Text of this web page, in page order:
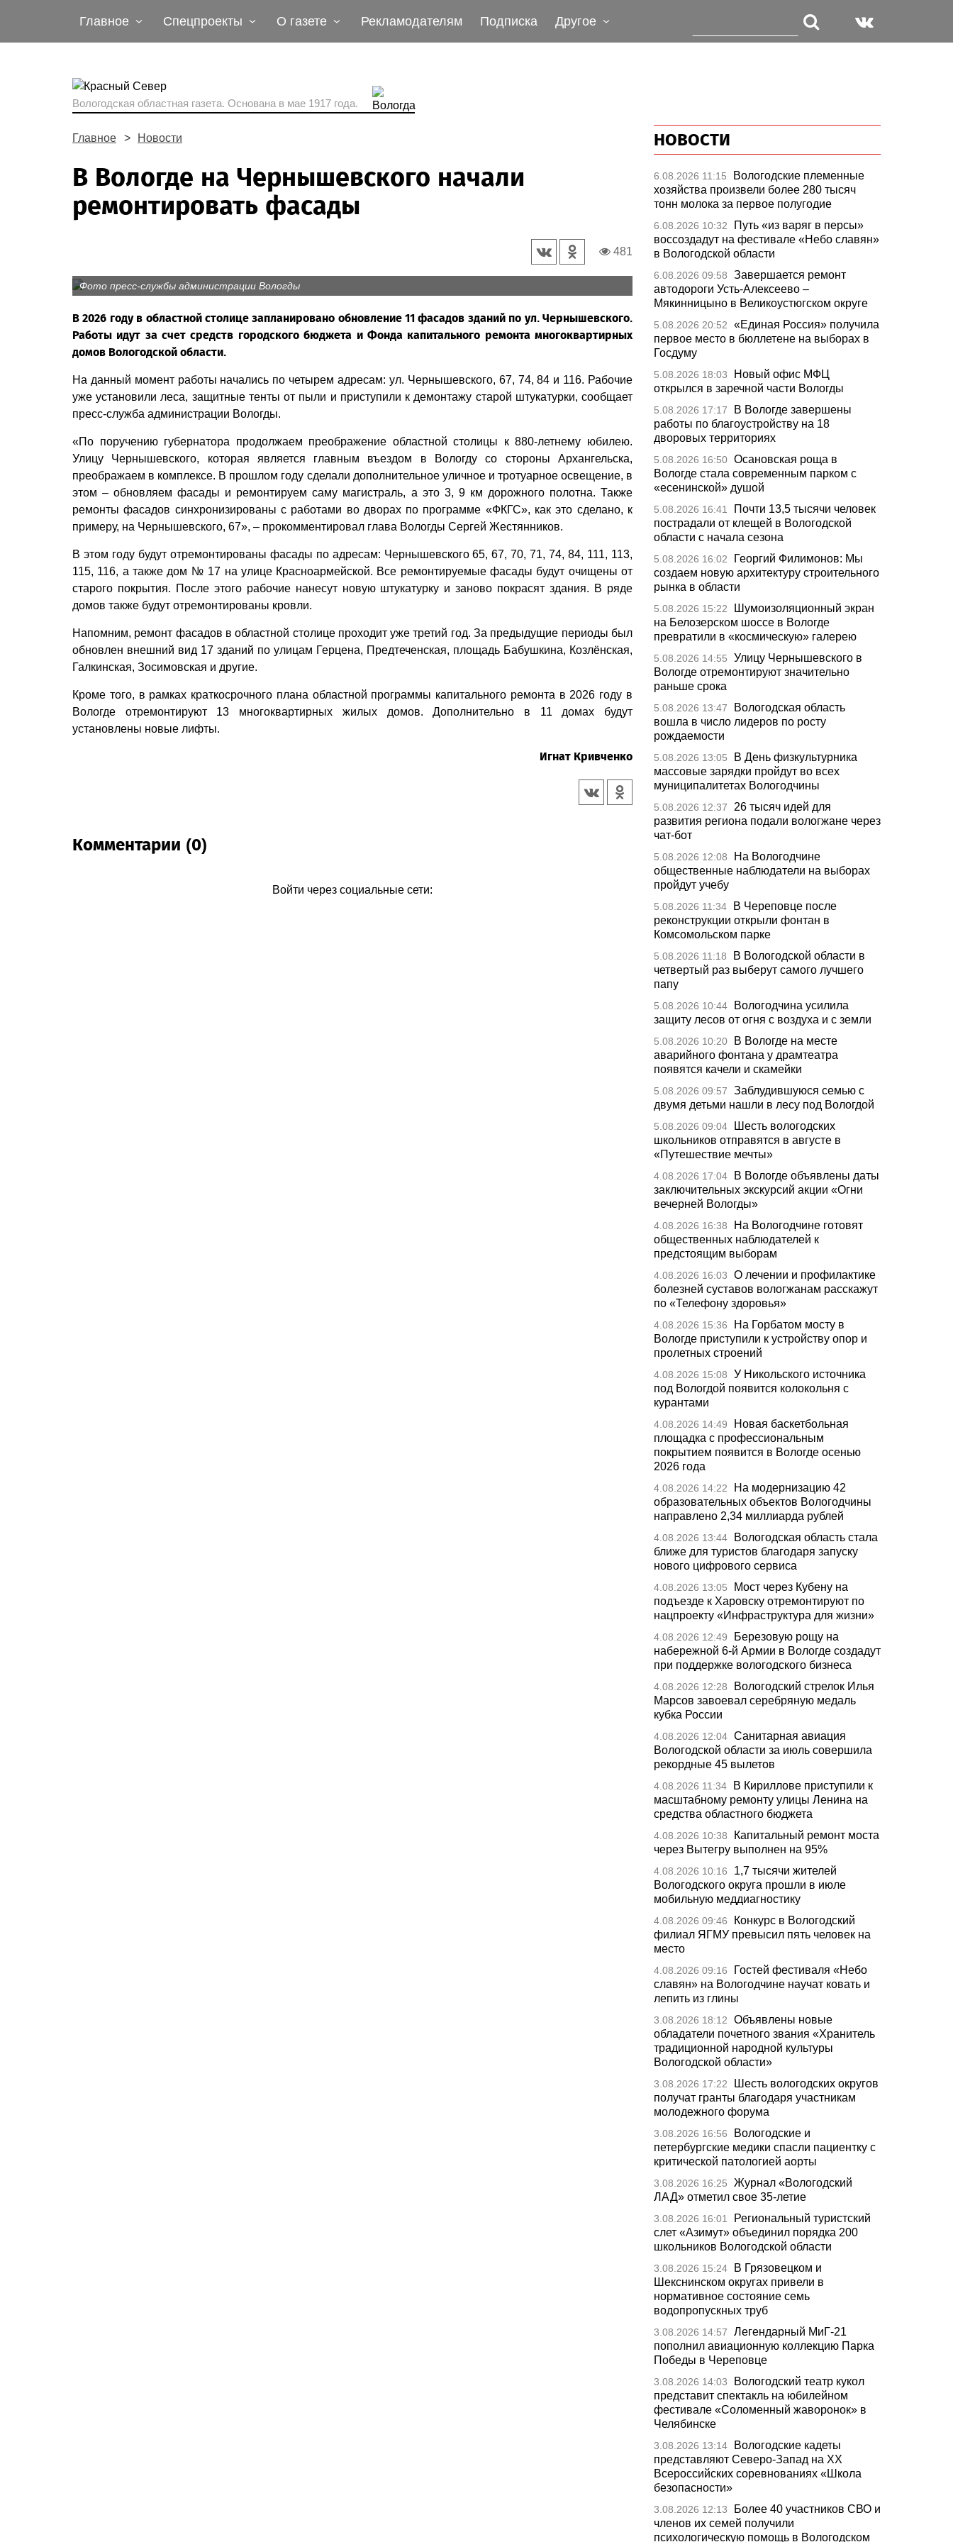
Главное Спецпроекты О газете Рекламодателям Подписка Другое
Вологодская областная газета. Основана в мае 1917 года.
Главное Новости
В Вологде на Чернышевского начали
ремонтировать фасады
481
Фото пресс-службы администрации Вологды
В 2026 году в областной столице запланировано обновление 11 фасадов зданий по ул. Чернышевского.
Работы идут за счет средств городского бюджета и Фонда капитального ремонта многоквартирных
домов Вологодской области.
На данный момент работы начались по четырем адресам: ул. Чернышевского, 67, 74, 84 и 116. Рабочие
уже установили леса, защитные тенты от пыли и приступили к демонтажу старой штукатурки, сообщает
пресс-служба администрации Вологды.
«По поручению губернатора продолжаем преображение областной столицы к 880-летнему юбилею.
Улицу Чернышевского, которая является главным въездом в Вологду со стороны Архангельска,
преображаем в комплексе. В прошлом году сделали дополнительное уличное и тротуарное освещение, в
этом – обновляем фасады и ремонтируем саму магистраль, а это 3, 9 км дорожного полотна. Также
ремонты фасадов синхронизированы с работами во дворах по программе «ФКГС», как это сделано, к
примеру, на Чернышевского, 67», – прокомментировал глава Вологды Сергей Жестянников.
В этом году будут отремонтированы фасады по адресам: Чернышевского 65, 67, 70, 71, 74, 84, 111, 113,
115, 116, а также дом № 17 на улице Красноармейской. Все ремонтируемые фасады будут очищены от
старого покрытия. После этого рабочие нанесут новую штукатурку и заново покрасят здания. В ряде
домов также будут отремонтированы кровли.
Напомним, ремонт фасадов в областной столице проходит уже третий год. За предыдущие периоды был
обновлен внешний вид 17 зданий по улицам Герцена, Предтеченская, площадь Бабушкина, Козлёнская,
Галкинская, Зосимовская и другие.
Кроме того, в рамках краткосрочного плана областной программы капитального ремонта в 2026 году в
Вологде отремонтируют 13 многоквартирных жилых домов. Дополнительно в 11 домах будут
установлены новые лифты.
Игнат Кривченко
Комментарии (0)
Войти через социальные сети:
НОВОСТИ
6.08.2026 11:15
Вологодские племенные
хозяйства произвели более 280 тысяч
тонн молока за первое полугодие
6.08.2026 10:32
Путь «из варяг в персы»
воссоздадут на фестивале «Небо славян»
в Вологодской области
6.08.2026 09:58
Завершается ремонт
автодороги Усть-Алексеево –
Мякинницыно в Великоустюгском округе
5.08.2026 20:52
«Единая Россия» получила
первое место в бюллетене на выборах в
Госдуму
5.08.2026 18:03
Новый офис МФЦ
открылся в заречной части Вологды
5.08.2026 17:17
В Вологде завершены
работы по благоустройству на 18
дворовых территориях
5.08.2026 16:50 Осановская роща в
Вологде стала современным парком с
«есенинской» душой
5.08.2026 16:41
Почти 13,5 тысячи человек
пострадали от клещей в Вологодской
области с начала сезона
5.08.2026 16:02
Георгий Филимонов: Мы
создаем новую архитектуру строительного
рынка в области
5.08.2026 15:22
Шумоизоляционный экран
на Белозерском шоссе в Вологде
превратили в «космическую» галерею
5.08.2026 14:55
Улицу Чернышевского в
Вологде отремонтируют значительно
раньше срока
5.08.2026 13:47
Вологодская область
вошла в число лидеров по росту
рождаемости
5.08.2026 13:05
В День физкультурника
массовые зарядки пройдут во всех
муниципалитетах Вологодчины
5.08.2026 12:37
26 тысяч идей для
развития региона подали вологжане через
чат-бот
5.08.2026 12:08
На Вологодчине
общественные наблюдатели на выборах
пройдут учебу
5.08.2026 11:34
В Череповце после
реконструкции открыли фонтан в
Комсомольском парке
5.08.2026 11:18
В Вологодской области в
четвертый раз выберут самого лучшего
папу
5.08.2026 10:44
Вологодчина усилила
защиту лесов от огня с воздуха и с земли
5.08.2026 10:20
В Вологде на месте
аварийного фонтана у драмтеатра
появятся качели и скамейки
5.08.2026 09:57
Заблудившуюся семью с
двумя детьми нашли в лесу под Вологдой
5.08.2026 09:04
Шесть вологодских
школьников отправятся в августе в
«Путешествие мечты»
4.08.2026 17:04
В Вологде объявлены даты
заключительных экскурсий акции «Огни
вечерней Вологды»
4.08.2026 16:38
На Вологодчине готовят
общественных наблюдателей к
предстоящим выборам
4.08.2026 16:03
О лечении и профилактике
болезней суставов вологжанам расскажут
по «Телефону здоровья»
4.08.2026 15:36
На Горбатом мосту в
Вологде приступили к устройству опор и
пролетных строений
4.08.2026 15:08
У Никольского источника
под Вологдой появится колокольня с
курантами
4.08.2026 14:49
Новая баскетбольная
площадка с профессиональным
покрытием появится в Вологде осенью
2026 года
4.08.2026 14:22
На модернизацию 42
образовательных объектов Вологодчины
направлено 2,34 миллиарда рублей
4.08.2026 13:44
Вологодская область стала
ближе для туристов благодаря запуску
нового цифрового сервиса
4.08.2026 13:05
Мост через Кубену на
подъезде к Харовску отремонтируют по
нацпроекту «Инфраструктура для жизни»
4.08.2026 12:49
Березовую рощу на
набережной 6-й Армии в Вологде создадут
при поддержке вологодского бизнеса
4.08.2026 12:28
Вологодский стрелок Илья
Марсов завоевал серебряную медаль
кубка России
4.08.2026 12:04 Санитарная авиация
Вологодской области за июль совершила
рекордные 45 вылетов
4.08.2026 11:34
В Кириллове приступили к
масштабному ремонту улицы Ленина на
средства областного бюджета
4.08.2026 10:38
Капитальный ремонт моста
через Вытегру выполнен на 95%
4.08.2026 10:16
1,7 тысячи жителей
Вологодского округа прошли в июле
мобильную меддиагностику
4.08.2026 09:46
Конкурс в Вологодский
филиал ЯГМУ превысил пять человек на
место
4.08.2026 09:16
Гостей фестиваля «Небо
славян» на Вологодчине научат ковать и
лепить из глины
3.08.2026 18:12
Объявлены новые
обладатели почетного звания «Хранитель
традиционной народной культуры
Вологодской области»
3.08.2026 17:22
Шесть вологодских округов
получат гранты благодаря участникам
молодежного форума
3.08.2026 16:56
Вологодские и
петербургские медики спасли пациентку с
критической патологией аорты
3.08.2026 16:25
Журнал «Вологодский
ЛАД» отметил свое 35-летие
3.08.2026 16:01
Региональный туристский
слет «Азимут» объединил порядка 200
школьников Вологодской области
3.08.2026 15:24
В Грязовецком и
Шекснинском округах привели в
нормативное состояние семь
водопропускных труб
3.08.2026 14:57
Легендарный МиГ-21
пополнил авиационную коллекцию Парка
Победы в Череповце
3.08.2026 14:03
Вологодский театр кукол
представит спектакль на юбилейном
фестивале «Соломенный жаворонок» в
Челябинске
3.08.2026 13:14
Вологодские кадеты
представляют Северо-Запад на XX
Всероссийских соревнованиях «Школа
безопасности»
3.08.2026 12:13
Более 40 участников СВО и
членов их семей получили
психологическую помощь в Вологодском